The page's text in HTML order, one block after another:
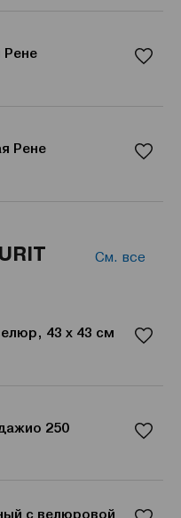
Рене
Рене
См. все
43 x 43 см
250
с велюровой